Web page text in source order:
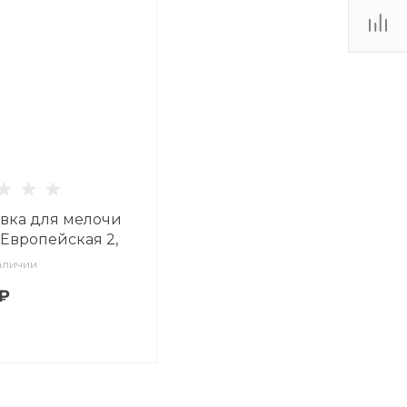
для мелочи
2,
Элегант арт